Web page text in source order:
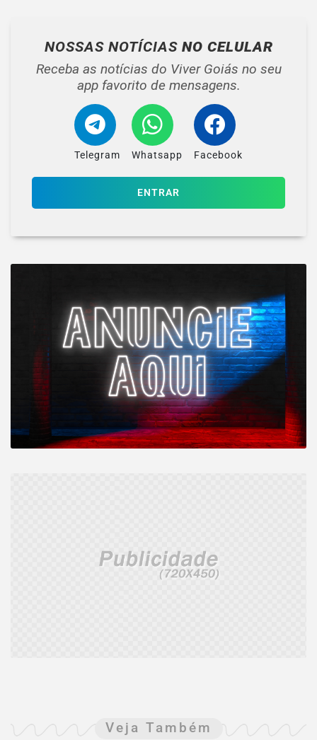
NOSSAS NOTÍCIAS NO CELULAR
Receba as notícias do Viver Goiás no seu
app favorito de mensagens.
Telegram Whatsapp Facebook
ENTRAR
Veja Também